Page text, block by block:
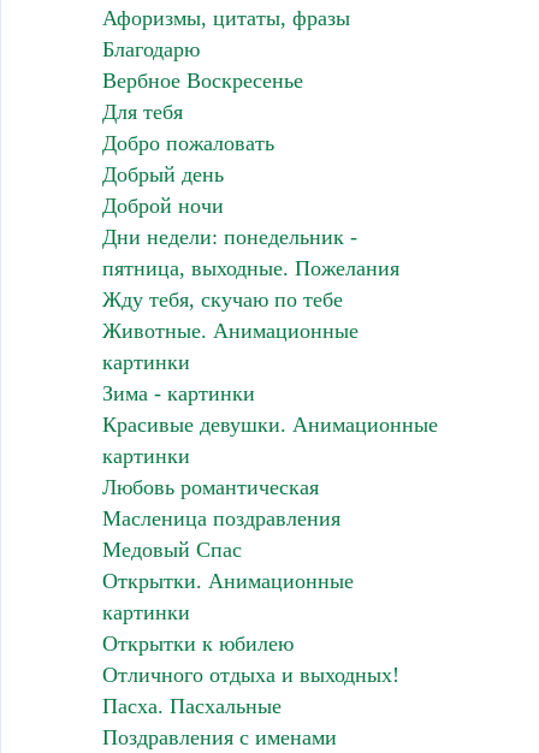
Афоризмы, цитаты, фразы
Благодарю
Вербное Воскресенье
Для тебя
Добро пожаловать
Добрый день
Доброй ночи
Дни недели: понедельник -
пятница, выходные. Пожелания
Жду тебя, скучаю по тебе
Животные. Анимационные
картинки
Зима - картинки
Красивые девушки. Анимационные
картинки
Любовь романтическая
Масленица поздравления
Медовый Спас
Открытки. Анимационные
картинки
Открытки к юбилею
Отличного отдыха и выходных!
Пасха. Пасхальные
Поздравления с именами